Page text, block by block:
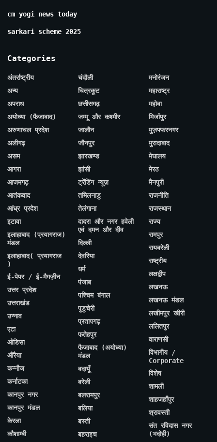
cm yogi news today
sarkari scheme 2025
Categories
अंतर्राष्ट्रीय
अन्य
अपराध
अयोध्या (फैजाबाद)
अरुणाचल प्रदेश
अलीगढ़
असम
आगरा
आजमगढ़
आतंकवाद
आंध्र प्रदेश
इटावा
इलाहाबाद (प्रयागराज)
मंडल
इलाहाबाद( प्रयागराज
)
ई-पेपर / ई-मैगज़ीन
उत्तर प्रदेश
उत्तराखंड
उन्नाव
एटा
ओडिसा
औरैया
कन्नौज
कर्नाटका
कानपुर नगर
कानपुर मंडल
केरला
कौशाम्बी
चंदौली
चित्रकूट
छत्तीसगढ़
जम्मू और कश्मीर
जालौन
जौनपुर
झारखण्ड
झांसी
ट्रेंडिंग न्यूज़
तमिलनाडु
तेलंगाना
दादरा और नगर हवेली
एवं दमन और दीव
दिल्ली
देवरिया
धर्म
पंजाब
पश्चिम बंगाल
पुडुचेरी
प्रतापगढ़
फतेहपुर
फैजाबाद (अयोध्या)
मंडल
बदायूँ
बरेली
बलरामपुर
बलिया
बस्ती
बहराइच
मनोरंजन
महाराष्ट्र
महोबा
मिर्जापुर
मुज़फ्फरनगर
मुरादाबाद
मेघालय
मेरठ
मैनपुरी
राजनीति
राजस्थान
राज्य
रामपुर
रायबरेली
राष्ट्रीय
लक्षद्वीप
लखनऊ
लखनऊ मंडल
लखीमपुर खीरी
ललितपुर
वाराणसी
विभागीय /
Corporate
विशेष
शामली
शाहजहाँपुर
श्रावस्ती
संत रविदास नगर
(भदोही)